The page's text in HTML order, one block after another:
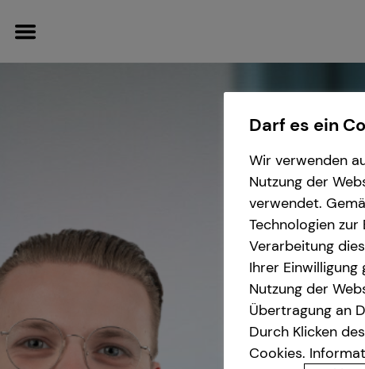
Über mich
Investment
Altersvorsorge
Betriebliche Altersvorsorge
Schadenabwicklung
Initiativbewerbung
Darf es ein
Wir verwenden
Nutzung der
verwendet.
Technologien
Verarbeitung
Ihrer
Nutzung der
Übertragung an
Durch Klicken
Cookies.